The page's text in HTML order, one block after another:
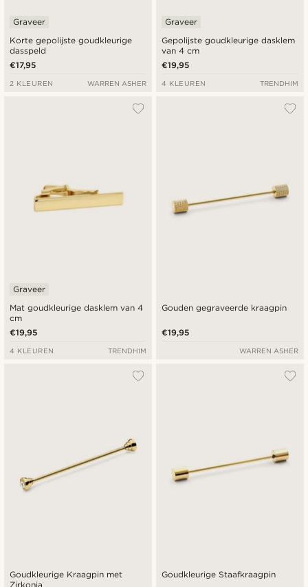
Korte gepolijste goudkleurige
dasspeld
Graveer
€17,95
2 KLEUREN WARREN ASHER
Gepolijste goudkleurige dasklem
van 4 cm
Graveer
€19,95
4 KLEUREN TRENDHIM
Mat goudkleurige dasklem van 4
cm
Graveer
€19,95
4 KLEUREN TRENDHIM
Gouden gegraveerde kraagpin
€19,95
WARREN ASHER
Goudkleurige Kraagpin met
Zirkonia
Goudkleurige Staafkraagpin